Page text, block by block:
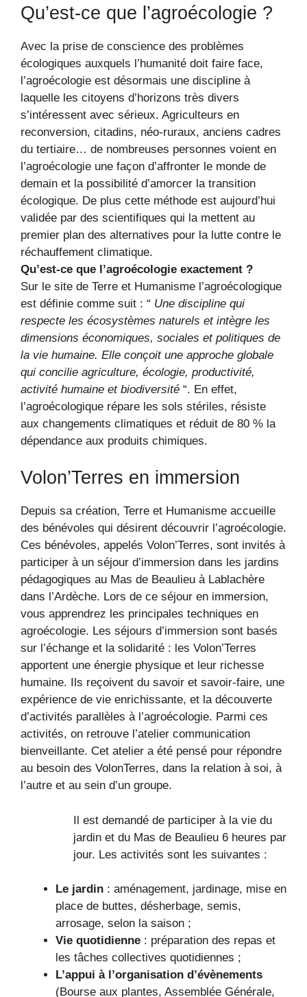
Qu’est-ce que l’agroécologie ?
Avec la prise de conscience des problèmes
écologiques auxquels l’humanité doit faire face,
l’agroécologie est désormais une discipline à
laquelle les citoyens d’horizons très divers
s’intéressent avec sérieux. Agriculteurs en
reconversion, citadins, néo-ruraux, anciens cadres
du tertiaire… de nombreuses personnes voient en
l’agroécologie une façon d’affronter le monde de
demain et la possibilité d’amorcer la transition
écologique. De plus cette méthode est aujourd’hui
validée par des scientifiques qui la mettent au
premier plan des alternatives pour la lutte contre le
réchauffement climatique.
Qu’est-ce que l’agroécologie exactement ?
Sur le site de Terre et Humanisme l’agroécologique
est définie comme suit : “ Une discipline qui
respecte les écosystèmes naturels et intègre les
dimensions économiques, sociales et politiques de
la vie humaine. Elle conçoit une approche globale
qui concilie agriculture, écologie, productivité,
activité humaine et biodiversité “. En effet,
l’agroécologique répare les sols stériles, résiste
aux changements climatiques et réduit de 80 % la
dépendance aux produits chimiques.
Volon’Terres en immersion
Depuis sa création, Terre et Humanisme accueille
des bénévoles qui désirent découvrir l’agroécologie.
Ces bénévoles, appelés Volon’Terres, sont invités à
participer à un séjour d’immersion dans les jardins
pédagogiques au Mas de Beaulieu à Lablachère
dans l’Ardèche. Lors de ce séjour en immersion,
vous apprendrez les principales techniques en
agroécologie. Les séjours d’immersion sont basés
sur l’échange et la solidarité : les Volon’Terres
apportent une énergie physique et leur richesse
humaine. Ils reçoivent du savoir et savoir-faire, une
expérience de vie enrichissante, et la découverte
d’activités parallèles à l’agroécologie. Parmi ces
activités, on retrouve l’atelier communication
bienveillante. Cet atelier a été pensé pour répondre
au besoin des VolonTerres, dans la relation à soi, à
l’autre et au sein d’un groupe.
Il est demandé de participer à la vie du
jardin et du Mas de Beaulieu 6 heures par
jour. Les activités sont les suivantes :
Le jardin : aménagement, jardinage, mise en
place de buttes, désherbage, semis,
arrosage, selon la saison ;
Vie quotidienne : préparation des repas et
les tâches collectives quotidiennes ;
L’appui à l’organisation d’évènements
(Bourse aux plantes, Assemblée Générale,